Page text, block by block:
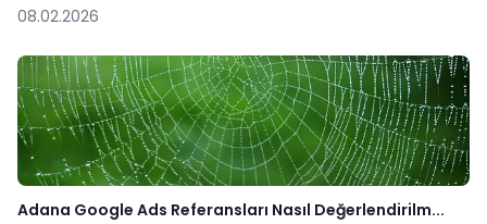
08.02.2026
Adana Google Ads Referansları Nasıl Değerlendirilm...